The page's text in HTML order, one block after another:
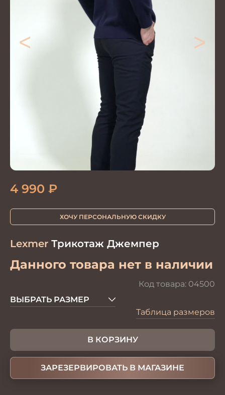
< >
Lexmer Трикотаж Джемпер
Данного товара нет в наличии
Код товара: 04500
4 990 ₽
ХОЧУ ПЕРСОНАЛЬНУЮ СКИДКУ
ВЫБРАТЬ РАЗМЕР
Таблица размеров
В КОРЗИНУ
ЗАРЕЗЕРВИРОВАТЬ В МАГАЗИНЕ